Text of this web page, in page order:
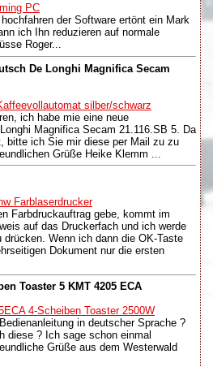
PC
der Software ertönt ein Mark
ich Ihn reduzieren auf normale
Roger...
De Longhi Magnifica Secam
silber/schwarz
ich habe mie eine neue
Magnifica Secam 21.116.SB 5. Da
bitte ich Sie mir diese per Mail zu zu
Grüße Heike Klemm ...
Farblaserdrucker
Farbdruckauftrag gebe, kommt im
auf das Druckerfach und ich werde
Wenn ich dann die OK-Taste
Dokument nur die ersten
Toaster 5 KMT 4205 ECA
4-Scheiben Toaster 2500W
in deutscher Sprache ?
diese ? Ich sage schon einmal
Grüße aus dem Westerwald